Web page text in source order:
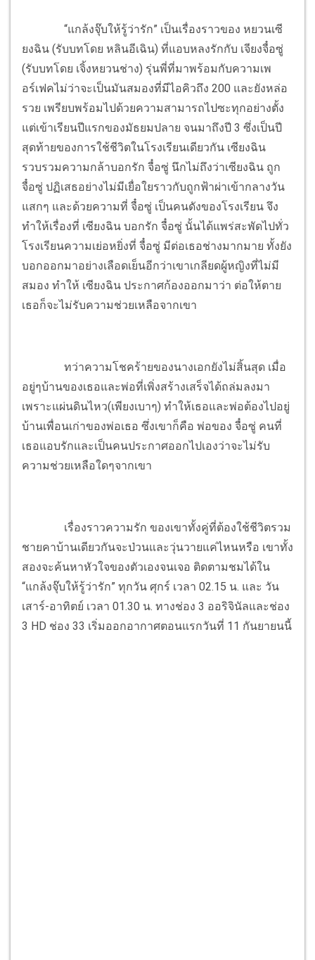
“แกล้งจุ๊บให้รู้ว่ารัก” เป็นเรื่องราวของ หยวนเซี
ยงฉิน (รับบทโดย หลินอีเฉิน) ที่แอบหลงรักกับ เจียงจื๋อซู่
(รับบทโดย เจิ้งหยวนช่าง) รุ่นพี่ที่มาพร้อมกับความเพ
อร์เฟคไม่ว่าจะเป็นมันสมองที่มีไอคิวถึง 200 และยังหล่อ
รวย เพรียบพร้อมไปด้วยความสามารถไปซะทุกอย่างตั้ง
แต่เข้าเรียนปีแรกของมัธยมปลาย จนมาถึงปี 3 ซึ่งเป็นปี
สุดท้ายของการใช้ชีวิตในโรงเรียนเดียวกัน เซียงฉิน
รวบรวมความกล้าบอกรัก จื๋อซู่ นึกไม่ถึงว่าเซียงฉิน ถูก
จื๋อซู่ ปฏิเสธอย่างไม่มีเยื่อใยราวกับถูกฟ้าผ่าเข้ากลางวัน
แสกๆ และด้วยความที่ จื๋อซู่ เป็นคนดังของโรงเรียน จึง
ทำให้เรื่องที่ เซียงฉิน บอกรัก จื๋อซู่ นั้นได้แพร่สะพัดไปทั่ว
โรงเรียนความเย่อหยิ่งที่ จื๋อซู่ มีต่อเธอช่างมากมาย ทั้งยัง
บอกออกมาอย่างเลือดเย็นอีกว่าเขาเกลียดผู้หญิงที่ไม่มี
สมอง ทำให้ เซียงฉิน ประกาศก้องออกมาว่า ต่อให้ตาย
เธอก็จะไม่รับความช่วยเหลือจากเขา
ทว่าความโชคร้ายของนางเอกยังไม่สิ้นสุด เมื่อ
อยู่ๆบ้านของเธอและพ่อที่เพิ่งสร้างเสร็จได้ถล่มลงมา
เพราะแผ่นดินไหว(เพียงเบาๆ) ทำให้เธอและพ่อต้องไปอยู่
บ้านเพื่อนเก่าของพ่อเธอ ซึ่งเขาก็คือ พ่อของ จื๋อซู่ คนที่
เธอแอบรักและเป็นคนประกาศออกไปเองว่าจะไม่รับ
ความช่วยเหลือใดๆจากเขา
เรื่องราวความรัก ของเขาทั้งคู่ที่ต้องใช้ชีวิตรวม
ชายคาบ้านเดียวกันจะป่วนและวุ่นวายแค่ไหนหรือ เขาทั้ง
สองจะค้นหาหัวใจของตัวเองจนเจอ ติดตามชมได้ใน
“แกล้งจุ๊บให้รู้ว่ารัก” ทุกวัน ศุกร์ เวลา 02.15 น. และ วัน
เสาร์-อาทิตย์ เวลา 01.30 น. ทางช่อง 3 ออริจินัลและช่อง
3 HD ช่อง 33 เริ่มออกอากาศตอนแรกวันที่ 11 กันยายนนี้